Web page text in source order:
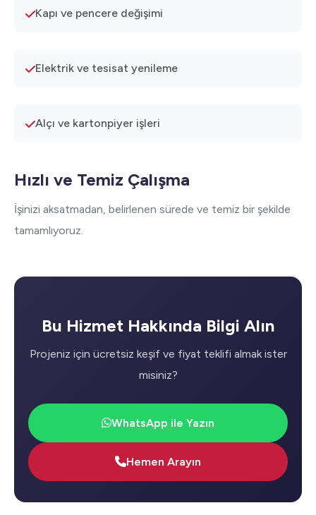
Kapı ve pencere değişimi
Elektrik ve tesisat yenileme
Alçı ve kartonpiyer işleri
Hızlı ve Temiz Çalışma
İşinizi aksatmadan, belirlenen sürede ve temiz bir şekilde
tamamlıyoruz.
Bu Hizmet Hakkında Bilgi Alın
Projeniz için ücretsiz keşif ve fiyat teklifi almak ister
misiniz?
WhatsApp ile Yazın
Hemen Arayın